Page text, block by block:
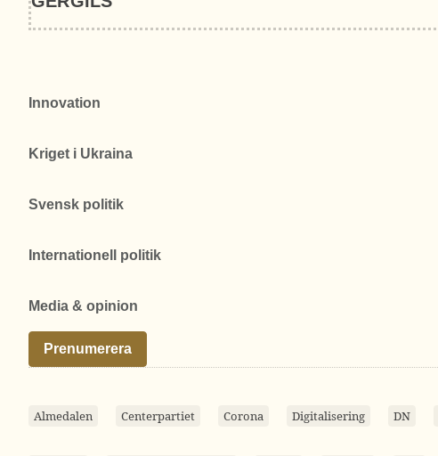
Innovation
Kriget i Ukraina
Svensk politik
Internationell politik
Media & opinion
Prenumerera
Almedalen Centerpartiet Corona Digitalisering DN